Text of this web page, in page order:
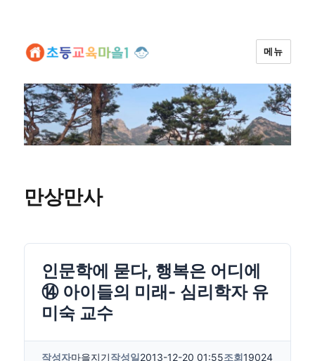
메뉴
만상만사
인문학에 묻다, 행복은 어디에
⑭ 아이들의 미래- 심리학자 유
미숙 교수
작성자마을지기작성일2013-12-20 01:55조회19024